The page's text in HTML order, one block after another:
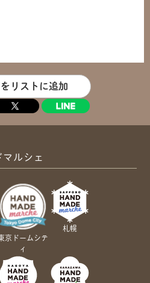
リストに追加
ルシェ
京ドームシテ
ィ
札幌